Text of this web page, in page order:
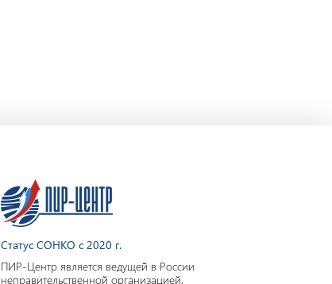
Статус СОНКО с 2020 г.
ПИР-Центр является ведущей в России
неправительственной организацией,